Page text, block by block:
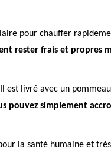
pour chauffer
rester frais et propres
livré avec un
pouvez simplement
la santé humaine et